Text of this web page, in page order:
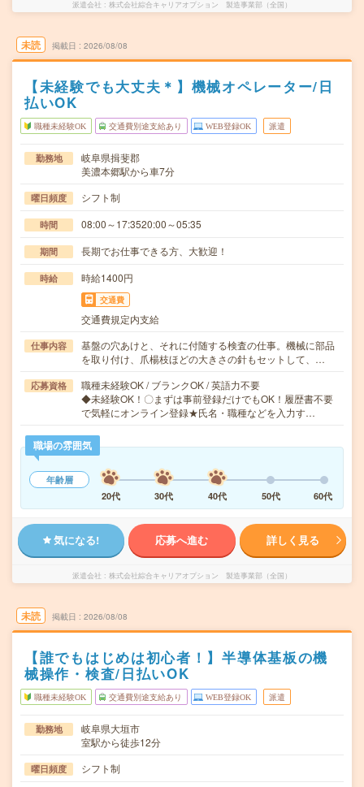
派遣会社 株式会社綜合キャリアオプション 製造事業部（全国）
未読 掲載日 2026/08/08
【未経験でも大丈夫＊】機械オペレーター/日
払いOK
職種未経験OK 交通費別途支給あり WEB登録OK 派遣
勤務地
岐阜県揖斐郡
美濃本郷駅から車7分
曜日頻度 シフト制
時間 08:00～17:3520:00～05:35
期間 長期でお仕事できる方、大歓迎！
時給 時給1400円
交通費
交通費規定内支給
仕事内容
基盤の穴あけと、それに付随する検査の仕事。機械に部品
を取り付け、爪楊枝ほどの大きさの針もセットして、…
応募資格
職種未経験OK / ブランクOK / 英語力不要
◆未経験OK！〇まずは事前登録だけでもOK！履歴書不要
で気軽にオンライン登録★氏名・職種などを入力す…
職場の雰囲気
年齢層
20代
30代 40代 50代 60代
気になる! 応募へ進む 詳しく見る
派遣会社 株式会社綜合キャリアオプション 製造事業部（全国）
未読 掲載日 2026/08/08
【誰でもはじめは初心者！】半導体基板の機
械操作・検査/日払いOK
職種未経験OK 交通費別途支給あり WEB登録OK 派遣
勤務地
岐阜県大垣市
室駅から徒歩12分
曜日頻度 シフト制